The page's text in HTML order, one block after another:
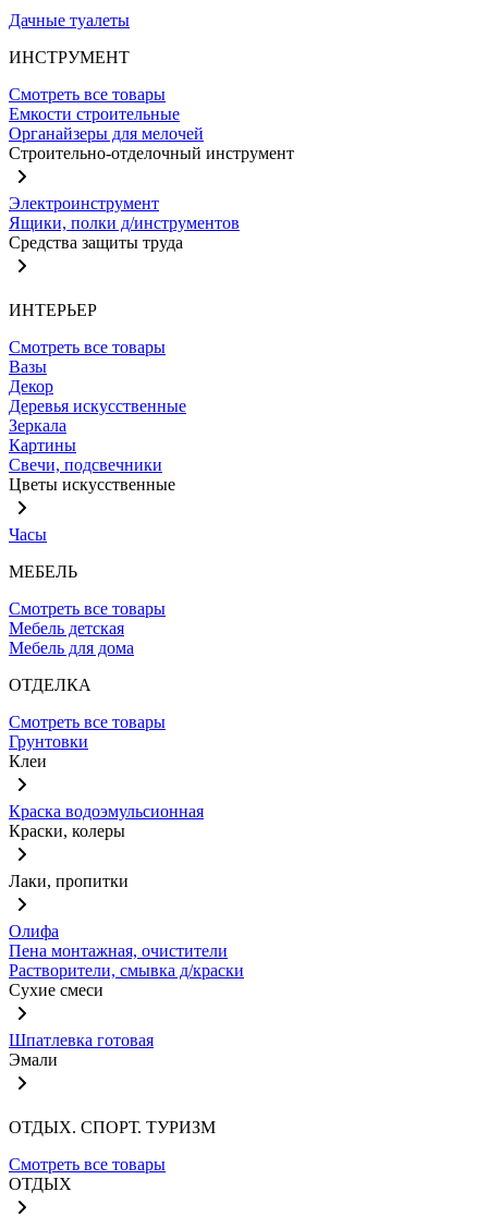
Дачные туалеты
ИНСТРУМЕНТ
Смотреть все товары
Емкости строительные
Органайзеры для мелочей
Строительно-отделочный инструмент
Электроинструмент
Ящики, полки д/инструментов
Средства защиты труда
ИНТЕРЬЕР
Смотреть все товары
Вазы
Декор
Деревья искусственные
Зеркала
Картины
Свечи, подсвечники
Цветы искусственные
Часы
МЕБЕЛЬ
Смотреть все товары
Мебель детская
Мебель для дома
ОТДЕЛКА
Смотреть все товары
Грунтовки
Клеи
Краска водоэмульсионная
Краски, колеры
Лаки, пропитки
Олифа
Пена монтажная, очистители
Растворители, смывка д/краски
Сухие смеси
Шпатлевка готовая
Эмали
ОТДЫХ. СПОРТ. ТУРИЗМ
Смотреть все товары
ОТДЫХ